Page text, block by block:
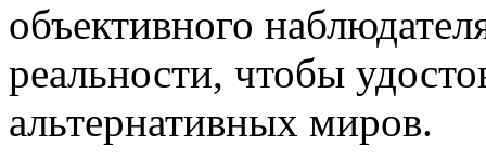
объективного
реальности, чтобы
альтернативных миров.